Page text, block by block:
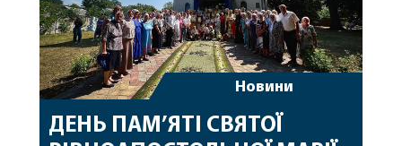
Новини
ДЕНЬ ПАМ’ЯТІ СВЯТОЇ